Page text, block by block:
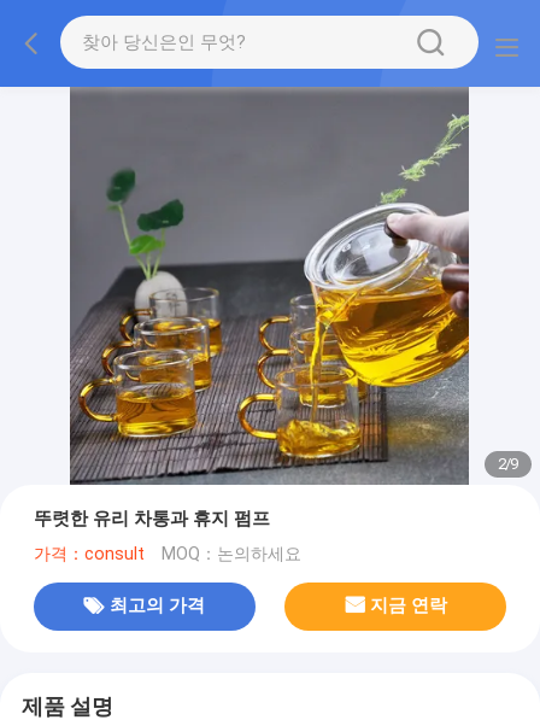
2/9
뚜렷한 유리 차통과 휴지 펌프
가격：consult MOQ：논의하세요
최고의 가격 지금 연락
제품 설명